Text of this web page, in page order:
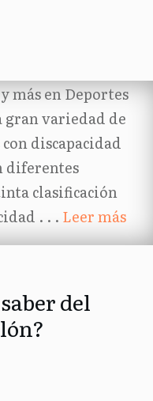
en Deportes
gran variedad de
discapacidad
diferentes
clasificación
. . . Leer más
del